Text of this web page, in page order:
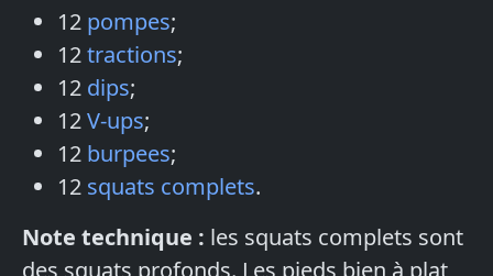
12 pompes;
12tractions;
12 dips;
12V-ups;
12 burpees;
12 squats complets.
Note technique : les squats complets sont